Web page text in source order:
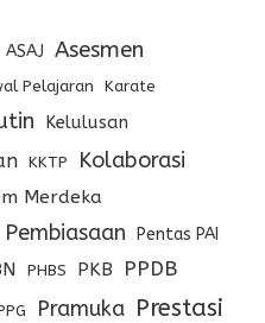
ASAJ Asesmen
Pelajaran Karate
Kelulusan
KKTP Kolaborasi
Merdeka
Pembiasaan Pentas PAI
PHBS PKB PPDB
Pramuka Prestasi